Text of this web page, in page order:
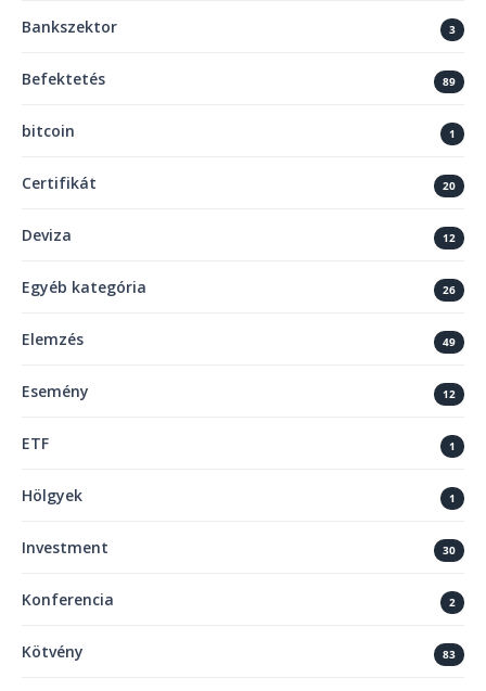
Bankszektor 3
Befektetés 89
bitcoin 1
Certifikát 20
Deviza 12
Egyéb kategória 26
Elemzés 49
Esemény 12
ETF 1
Hölgyek 1
Investment 30
Konferencia 2
Kötvény 83